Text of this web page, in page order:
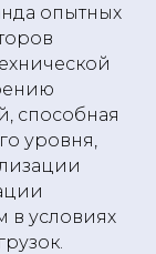
опытных
способная
уровня,
в условиях